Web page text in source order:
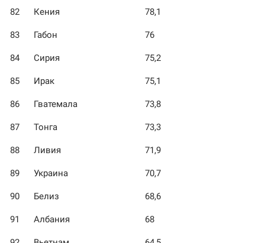
82 Кения 78,1
83 Габон 76
84 Сирия 75,2
85 Ирак 75,1
86 Гватемала 73,8
87 Тонга 73,3
88 Ливия 71,9
89 Украина 70,7
90 Белиз 68,6
91 Албания 68